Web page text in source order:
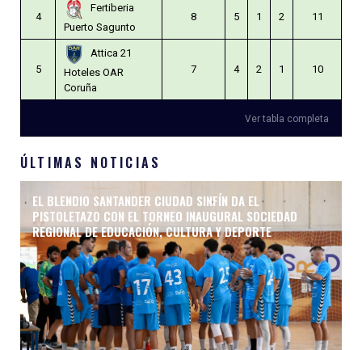
4
Fertiberia
Puerto Sagunto
8 5 1 2 11
5
Attica 21
Hoteles OAR
Coruña
7 4 2 1 10
Ver tabla completa
ÚLTIMAS NOTICIAS
EL BLENDIO SANTANDER CIUDAD SINFÍN DA EL
PISTOLETAZO CON EL TORNEO INAUGURAL SOCIEDAD
REGIONAL DE EDUCACIÓN, CULTURA Y DEPORTE